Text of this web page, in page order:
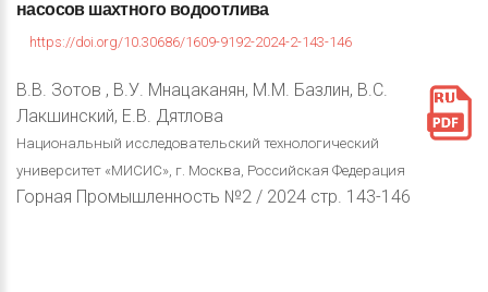
насосовшахтноговодоотлива
https://doi.org/10.30686/1609-9192-2024-2-143-146
В.В. Зотов , В.У. Мнацаканян, М.М. Базлин, В.С.
Лакшинский, Е.В. Дятлова
Национальный исследовательский технологический
университет «МИСИС», г. Москва, Российская Федерация
Горная Промышленность №2 / 2024 стр. 143-146